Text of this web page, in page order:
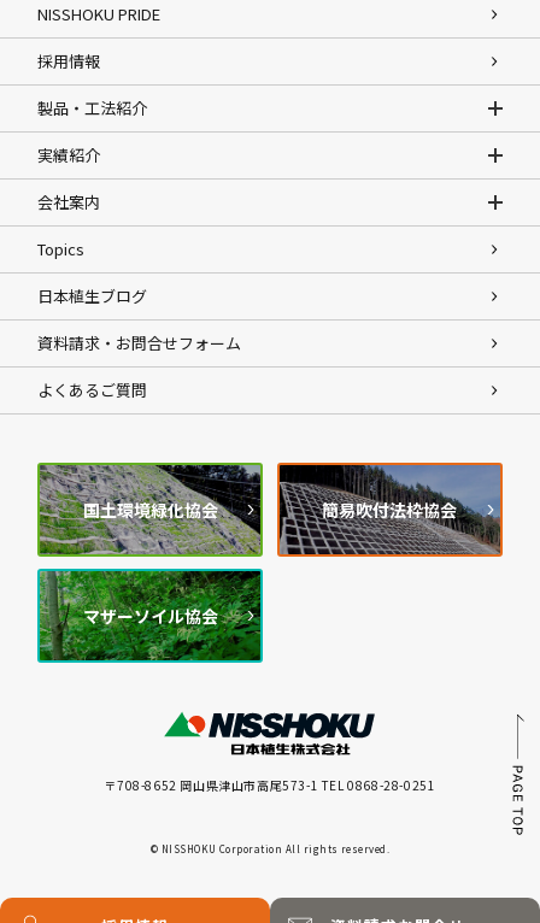
NISSHOKU PRIDE
採用情報
製品・工法紹介
実績紹介
会社案内
Topics
日本植生ブログ
資料請求・お問合せフォーム
よくあるご質問
国土環境緑化協会 簡易吹付法枠協会
マザーソイル協会
〒708-8652 岡山県津山市高尾573-1 TEL 0868-28-0251
© NISSHOKU Corporation All rights reserved.